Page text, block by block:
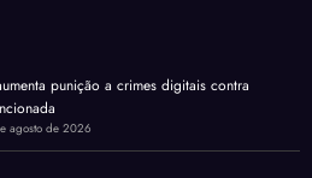
punição a crimes digitais contra
agosto de 2026